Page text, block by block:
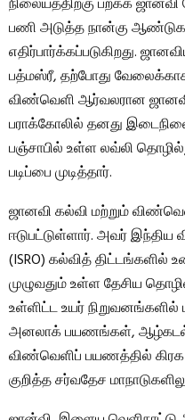
பணி அடுத்த நான்கு
எதிர்பார்க்கப்படுகிறது.
பத்மஸ்ரீ, தற்போது
விண்வெளி ஆர்வலரான
பராக்கோலில் தனது
பஞ்சாபில் உள்ள லவ்லி
படிப்பை முடித்தார்.
ஜானவி கல்வி மற்றும்
ஈடுபட்டுள்ளார். அவர் இந்திய
(ISRO) கல்வித் திட்டங்களில்
முழுவதும் உள்ள தேசிய
உள்ளிட்ட உயர்
அனலாக் பயணங்கள்,
விண்வெளிப் பயணத்தில்
குறித்த சர்வதேச